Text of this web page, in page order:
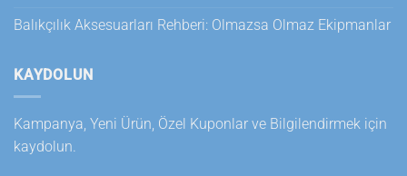
Balıkçılık Aksesuarları Rehberi: Olmazsa Olmaz Ekipmanlar
KAYDOLUN
Kampanya, Yeni Ürün, Özel Kuponlar ve Bilgilendirmek için
kaydolun.